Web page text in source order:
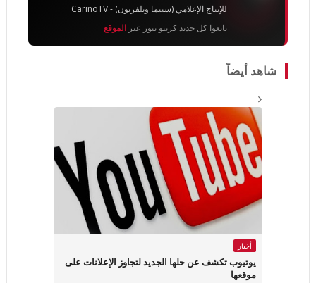
للإنتاج الإعلامي (سينما وتلفزيون) - CarinoTV
تابعوا كل جديد كرينو نيوز عبر الموقع
شاهد أيضاً
أخبار
يوتيوب تكشف عن حلها الجديد لتجاوز الإعلانات على
موقعها